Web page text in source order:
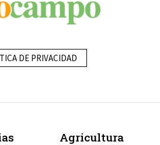
DE PRIVACIDAD
Agricultura